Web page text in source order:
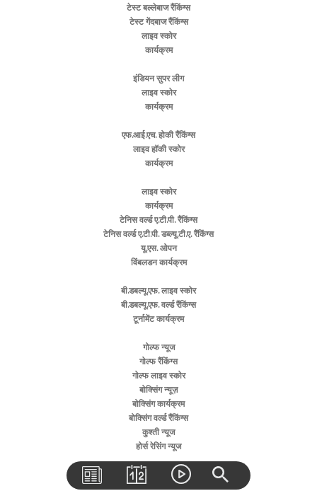
टेस्ट बल्लेबाज रैंकिंग्स
टेस्ट गेंदबाज रैंकिंग्स
लाइव स्कोर
कार्यक्रम
इंडियन सुपर लीग
लाइव स्कोर
कार्यक्रम
एफ.आई.एच. होकी रैंकिंग्स
लाइव हॉकी स्कोर
कार्यक्रम
लाइव स्कोर
कार्यक्रम
टेनिस वर्ल्ड ए.टी.पी. रैंकिंग्स
टेनिस वर्ल्ड ए.टी.पी. डब्ल्यू.टी.ए. रैंकिंग्स
यू.एस. ओपन
विंबलडन कार्यक्रम
बी.डबल्यू.एफ. लाइव स्कोर
बी.डबल्यू.एफ. वर्ल्ड रैंकिंग्स
टूर्नामेंट कार्यक्रम
गोल्फ न्यूज
गोल्फ रैंकिंग्स
गोल्फ लाइव स्कोर
बोक्सिंग न्यूज़
बोक्सिंग कार्यक्रम
बोक्सिंग वर्ल्ड रैंकिंग्स
कुश्ती न्यूज
होर्स रेसिंग न्यूज